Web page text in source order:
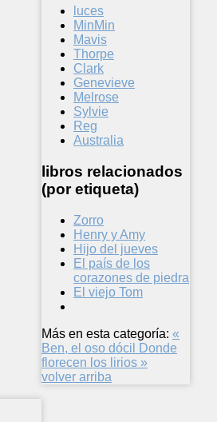
luces
MinMin
Mavis
Thorpe
Clark
Genevieve
Melrose
Sylvie
Reg
Australia
libros relacionados
(por etiqueta)
Zorro
Henry y Amy
Hijo del jueves
El país de los
corazones de piedra
El viejo Tom
Más en esta categoría: «
Ben, el oso dócil
Donde
florecen los lirios »
volver arriba